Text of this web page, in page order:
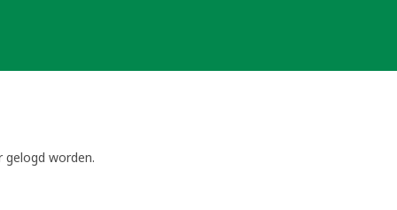
gelogd worden.